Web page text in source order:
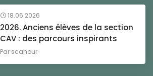
18.06.2026
2026. Anciens élèves de la section
CAV : des parcours inspirants
Par scahour